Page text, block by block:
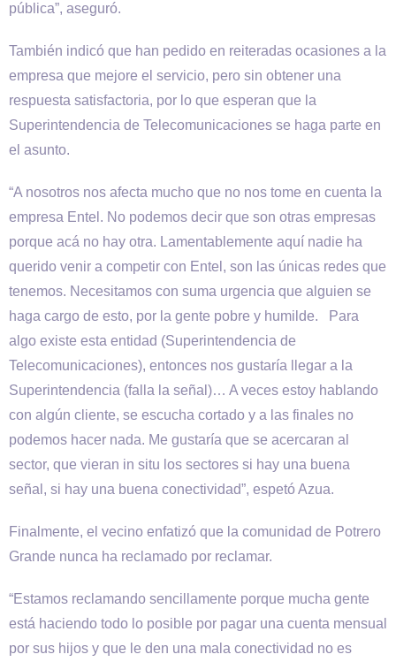
pública”, aseguró.
También indicó que han pedido en reiteradas ocasiones a la
empresa que mejore el servicio, pero sin obtener una
respuesta satisfactoria, por lo que esperan que la
Superintendencia de Telecomunicaciones se haga parte en
el asunto.
“A nosotros nos afecta mucho que no nos tome en cuenta la
empresa Entel. No podemos decir que son otras empresas
porque acá no hay otra. Lamentablemente aquí nadie ha
querido venir a competir con Entel, son las únicas redes que
tenemos. Necesitamos con suma urgencia que alguien se
haga cargo de esto, por la gente pobre y humilde. Para
algo existe esta entidad (Superintendencia de
Telecomunicaciones), entonces nos gustaría llegar a la
Superintendencia (falla la señal)… A veces estoy hablando
con algún cliente, se escucha cortado y a las finales no
podemos hacer nada. Me gustaría que se acercaran al
sector, que vieran in situ los sectores si hay una buena
señal, si hay una buena conectividad”, espetó Azua.
Finalmente, el vecino enfatizó que la comunidad de Potrero
Grande nunca ha reclamado por reclamar.
“Estamos reclamando sencillamente porque mucha gente
está haciendo todo lo posible por pagar una cuenta mensual
por sus hijos y que le den una mala conectividad no es